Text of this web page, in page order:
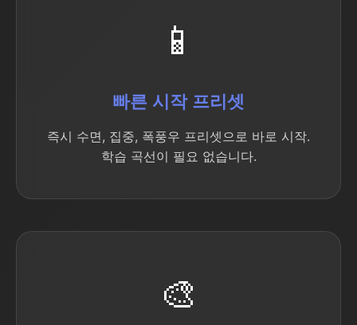
📱
빠른 시작 프리셋
즉시 수면, 집중, 폭풍우 프리셋으로 바로 시작.
학습 곡선이 필요 없습니다.
🎨